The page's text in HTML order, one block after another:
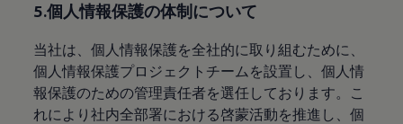
5.個人情報保護の体制について
当社は、個人情報保護を全社的に取り組むために、
個人情報保護プロジェクトチームを設置し、個人情
報保護のための管理責任者を選任しております。こ
れにより社内全部署における啓蒙活動を推進し、個